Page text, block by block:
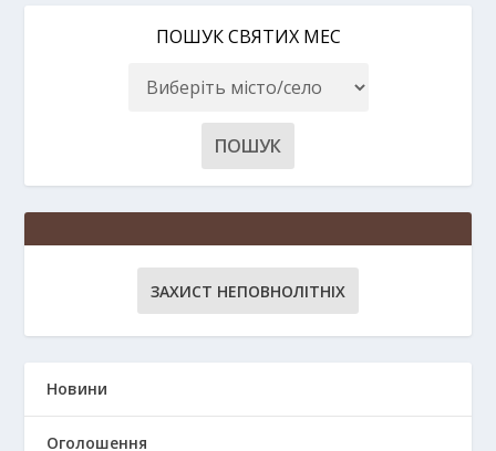
ПОШУК СВЯТИХ МЕС
ЗАХИСТ НЕПОВНОЛІТНІХ
Новини
Оголошення